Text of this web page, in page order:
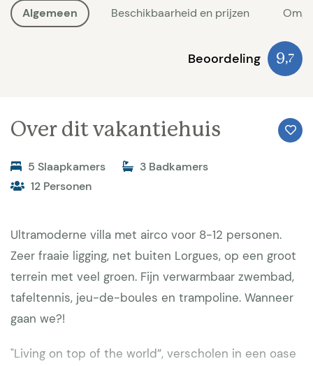
Algemeen Beschikbaarheid en prijzen
Beoordeling 9,7
Over dit vakantiehuis
5 Slaapkamers
3 Badkamers
12 Personen
Ultramoderne villa met airco voor 8-12 personen.
Zeer fraaie ligging, net buiten Lorgues, op een groot
terrein met veel groen. Fijn verwarmbaar zwembad,
tafeltennis, jeu-de-boules en trampoline. Wanneer
gaan we?!
"Living on top of the world”, verscholen in een oase